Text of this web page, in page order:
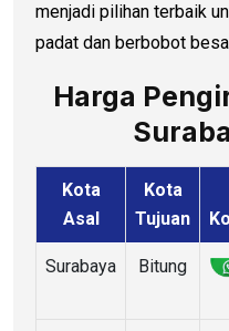
menjadi pilihan terbaik
padat dan berbobot
Harga
Kota
Asal
Kota
Tujuan
Surabaya Bitung